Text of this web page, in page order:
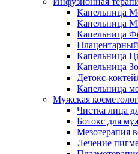
Капельница
Капельница
Капельница
Капельница
Капельница
Детокс-
Капельница
Мужская
Чистка лица
Ботокс для
Мезотерапия
Лечение